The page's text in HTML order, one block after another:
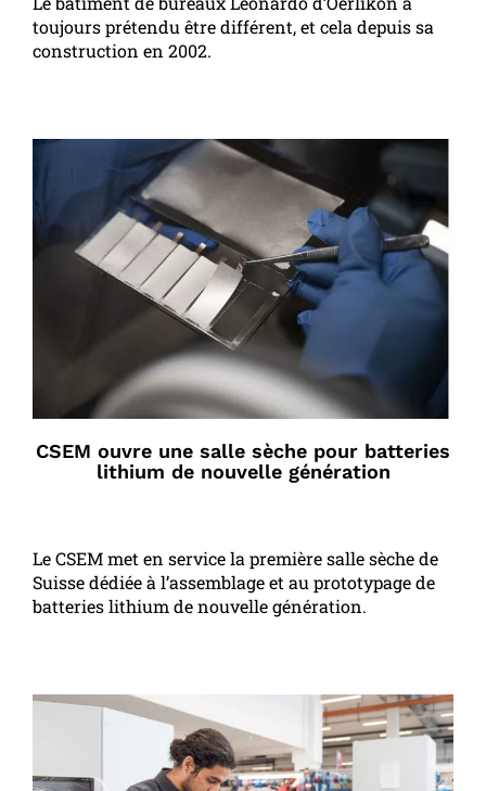
toujours prétendu être différent, et cela depuis sa
construction en 2002.
CSEM ouvre une salle sèche pour batteries
lithium de nouvelle génération
Le CSEM met en service la première salle sèche de
Suisse dédiée à l’assemblage et au prototypage de
batteries lithium de nouvelle génération.